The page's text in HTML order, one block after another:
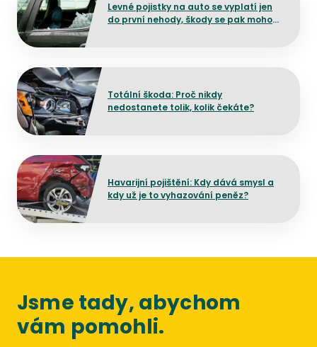
Levné pojistky na auto se vyplatí jen
do první nehody, škody se pak mohou
Totální škoda: Proč nikdy
nedostanete tolik, kolik čekáte?
Přejít na detail článku
Havarijní pojištění: Kdy dává smysl a
kdy už je to vyhazování peněz?
Přejít na detail článku
Jsme tady, abychom
vám pomohli.